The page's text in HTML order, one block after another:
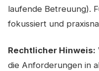
laufende Betreuung).
fokussiert und
Rechtlicher Hinweis:
die Anforderungen in